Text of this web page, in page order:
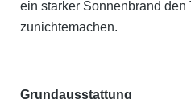
ein starker Sonnenbrand den
zunichtemachen.
Grundausstattung